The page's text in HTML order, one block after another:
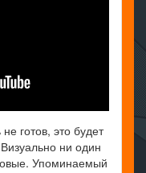
готов, это будет
ни один
Упоминаемый